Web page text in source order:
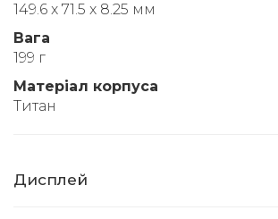
149.6 x 71.5 x 8.25 мм
Вага
199 г
Матеріал корпуса
Титан
Дисплей